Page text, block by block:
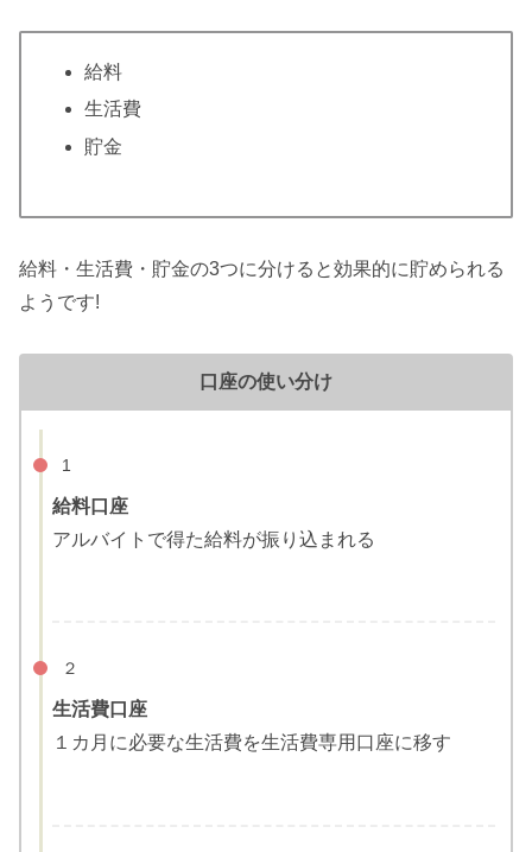
給料
生活費
貯金
給料・生活費・貯金の3つに分けると効果的に貯められる
ようです!
口座の使い分け
1
給料口座
アルバイトで得た給料が振り込まれる
２
生活費口座
１カ月に必要な生活費を生活費専用口座に移す